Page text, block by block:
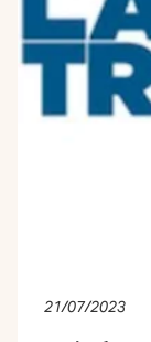
21/07/2023